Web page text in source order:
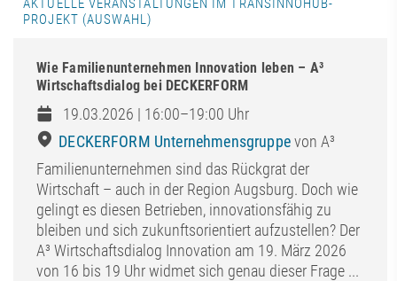
AKTUELLE VERANSTALTUNGEN IM TRANSINNOHUB-
PROJEKT (AUSWAHL)
Wie Familienunternehmen Innovation leben – A³
Wirtschaftsdialog bei DECKERFORM
19.03.2026 | 16:00–19:00 Uhr
DECKERFORM Unternehmensgruppevon A³
Familienunternehmen sind das Rückgrat der
Wirtschaft – auch in der Region Augsburg. Doch wie
gelingt es diesen Betrieben, innovationsfähig zu
bleiben und sich zukunftsorientiert aufzustellen? Der
A³ Wirtschaftsdialog Innovation am 19. März 2026
von 16 bis 19 Uhr widmet sich genau dieser Frage ...